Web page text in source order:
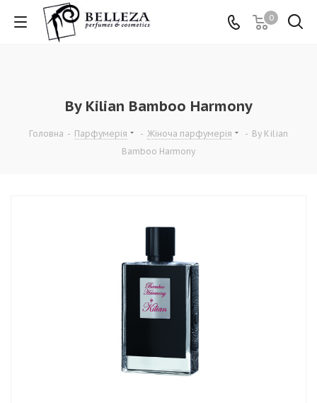
0
By Kilian Bamboo Harmony
Головна - Парфумерія - Жіноча парфумерія - By Kilian
Bamboo Harmony